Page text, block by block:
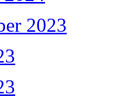
2023